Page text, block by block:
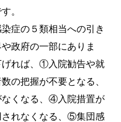
。
症の５類相当への引き
政府の一部にありま
げれば、①入院勧告や就
の把握が不要となる、
くなる、④入院措置が
されなくなる、⑤集団感